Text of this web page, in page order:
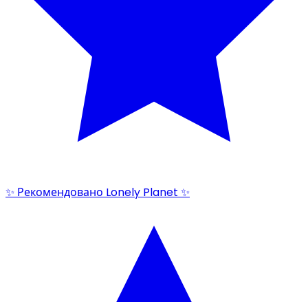
✨ Рекомендовано Lonely Planet ✨